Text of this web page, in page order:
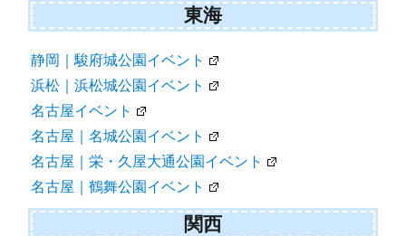
東海
静岡｜駿府城公園イベント
浜松｜浜松城公園イベント
名古屋イベント
名古屋｜名城公園イベント
名古屋｜栄・久屋大通公園イベント
名古屋｜鶴舞公園イベント
関西